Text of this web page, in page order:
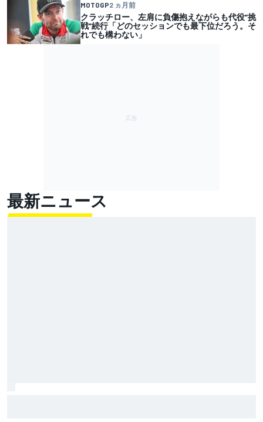
MOTOGP2 ヵ月前
クラッチロー、左肩に負傷抱えながらも代役”挑
戦”続行「どのセッションでも最下位だろう。そ
れでも構わない」
最新ニュース